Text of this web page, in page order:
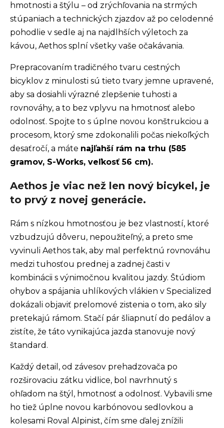
hmotnosti a štýlu – od zrýchľovania na strmých
stúpaniach a technických zjazdov až po celodenné
pohodlie v sedle aj na najdlhších výletoch za
kávou, Aethos splní všetky vaše očakávania.
Prepracovaním tradičného tvaru cestných
bicyklov z minulosti sú tieto tvary jemne upravené,
aby sa dosiahli výrazné zlepšenie tuhosti a
rovnováhy, a to bez vplyvu na hmotnosť alebo
odolnosť. Spojte to s úplne novou konštrukciou a
procesom, ktorý sme zdokonalili počas niekoľkých
desaťročí, a máte najľahší rám na trhu (585
gramov, S-Works, veľkosť 56 cm).
Aethos je viac než len nový bicykel, je
to prvý z novej generácie.
Rám s nízkou hmotnosťou je bez vlastností, ktoré
vzbudzujú dôveru, nepoužiteľný, a preto sme
vyvinuli Aethos tak, aby mal perfektnú rovnováhu
medzi tuhosťou prednej a zadnej časti v
kombinácii s výnimočnou kvalitou jazdy. Štúdiom
ohybov a spájania uhlíkových vlákien v Specialized
dokázali objaviť prelomové zistenia o tom, ako sily
pretekajú rámom. Stačí pár šliapnutí do pedálov a
zistíte, že táto vynikajúca jazda stanovuje nový
štandard.
Každý detail, od závesov prehadzovača po
rozširovaciu zátku vidlice, bol navrhnutý s
ohľadom na štýl, hmotnosť a odolnosť. Vybavili sme
ho tiež úplne novou karbónovou sedlovkou a
kolesami Roval Alpinist, čím sme ďalej znížili